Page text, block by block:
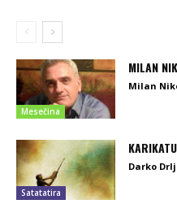
Mesečina
MILAN
Milan
Satatatira
Darko